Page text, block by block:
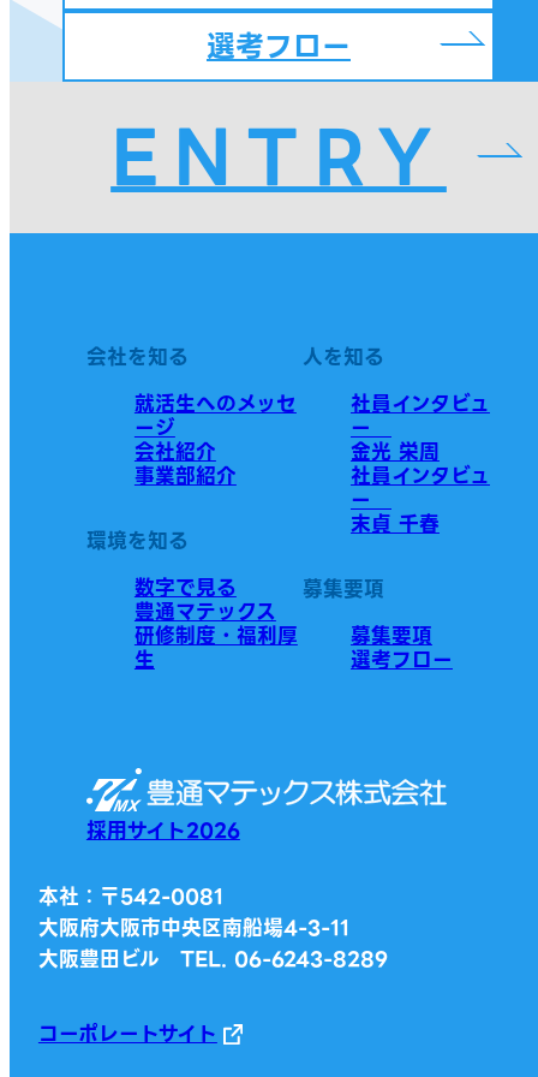
選考フロー
ENTRY
会社を知る
就活生へのメッセ
ージ
会社紹介
事業部紹介
環境を知る
数字で見る
豊通マテックス
研修制度・福利厚
生
人を知る
社員インタビュ
ー
金光 栄周
社員インタビュ
ー
末貞 千春
募集要項
募集要項
選考フロー
採用サイト2026
本社：〒542-0081
大阪府大阪市中央区南船場4-3-11
大阪豊田ビル TEL. 06-6243-8289
コーポレートサイト